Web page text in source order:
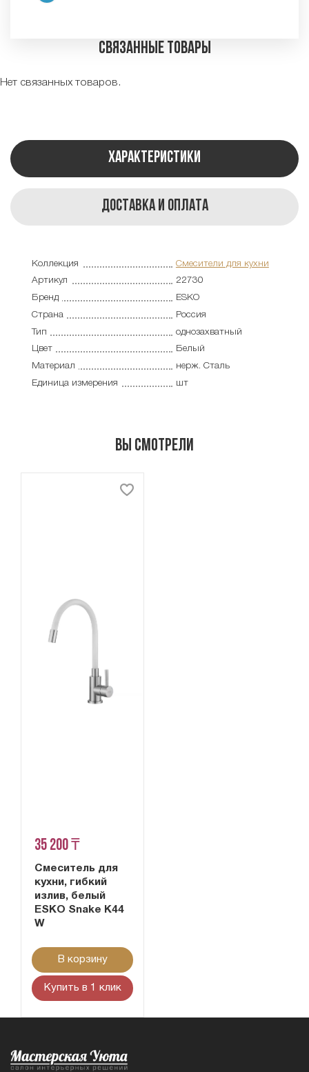
Связанные товары
Нет связанных товаров.
Характеристики
Доставка и оплата
Коллекция
Смесители для кухни
Артикул
22730
Бренд
ESKO
Страна
Россия
Тип
однозахватный
Цвет
Белый
Материал
нерж. Сталь
Единица измерения
шт
Вы смотрели
35 200 ₸
Смеситель для
кухни, гибкий
излив, белый
ESKO Snake K44
W
В корзину
Купить в 1 клик